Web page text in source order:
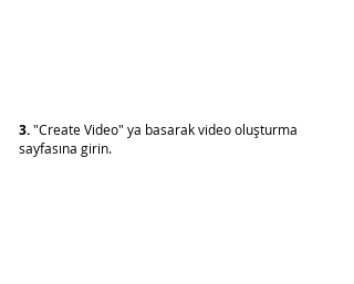
3. "Create Video" ya basarak video oluşturma
sayfasına girin.